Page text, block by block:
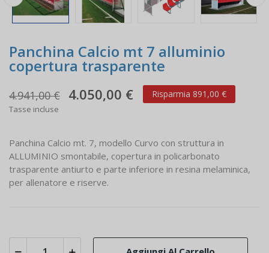
Panchina Calcio mt 7 alluminio
copertura trasparente
4.941,00 € 4.050,00 € Risparmia 891,00 €
Tasse incluse
Panchina Calcio mt. 7, modello Curvo con struttura in
ALLUMINIO smontabile, copertura in policarbonato
trasparente antiurto e parte inferiore in resina melaminica,
per allenatore e riserve.